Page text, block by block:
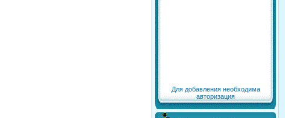
Для добавления необходима
авторизация